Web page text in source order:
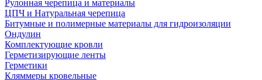
Рулонная черепица и материалы
ЦПЧ и Натуральная черепица
Битумные и полимерные материалы для гидроизоляции
Ондулин
Комплектующие кровли
Герметизирующие ленты
Герметики
Кляммеры кровельные